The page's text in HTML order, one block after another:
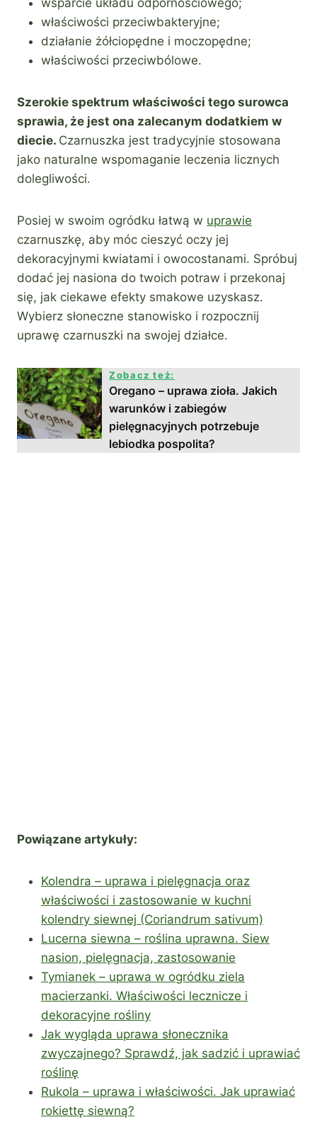
wsparcie układu odpornościowego;
właściwości przeciwbakteryjne;
działanie żółciopędne i moczopędne;
właściwości przeciwbólowe.
Szerokie spektrum właściwości tego surowca
sprawia, że jest ona zalecanym dodatkiem w
diecie. Czarnuszka jest tradycyjnie stosowana
jako naturalne wspomaganie leczenia licznych
dolegliwości.
Posiej w swoim ogródku łatwą w uprawie
czarnuszkę, aby móc cieszyć oczy jej
dekoracyjnymi kwiatami i owocostanami. Spróbuj
dodać jej nasiona do twoich potraw i przekonaj
się, jak ciekawe efekty smakowe uzyskasz.
Wybierz słoneczne stanowisko i rozpocznij
uprawę czarnuszki na swojej działce.
Zobacz też:
Oregano – uprawa zioła. Jakich
warunków i zabiegów
pielęgnacyjnych potrzebuje
lebiodka pospolita?
Powiązane artykuły:
Kolendra – uprawa i pielęgnacja oraz
właściwości i zastosowanie w kuchni
kolendry siewnej (Coriandrum sativum)
Lucerna siewna – roślina uprawna. Siew
nasion, pielęgnacja, zastosowanie
Tymianek – uprawa w ogródku ziela
macierzanki. Właściwości lecznicze i
dekoracyjne rośliny
Jak wygląda uprawa słonecznika
zwyczajnego? Sprawdź, jak sadzić i uprawiać
roślinę
Rukola – uprawa i właściwości. Jak uprawiać
rokiettę siewną?